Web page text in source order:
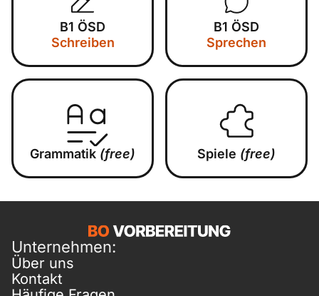
B1 ÖSD
Schreiben
B1 ÖSD
Sprechen
Grammatik (free) Spiele (free)
Unternehmen:
Über uns
Kontakt